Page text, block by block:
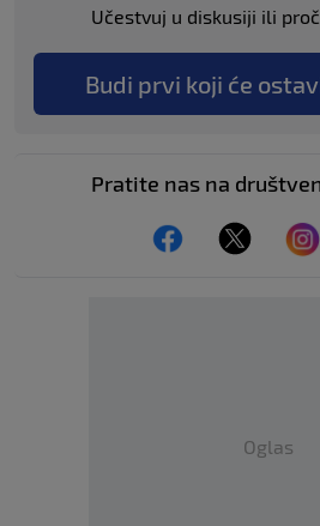
Učestvuj u diskusiji ili
Budi prvi koji će
Pratite nas na
Oglas